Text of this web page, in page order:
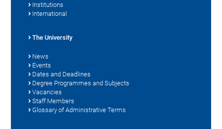
Institutions
International
The University
News
Events
Dates and Deadlines
Degree Programmes and Subjects
Vacancies
Staff Members
Glossary of Administrative Terms